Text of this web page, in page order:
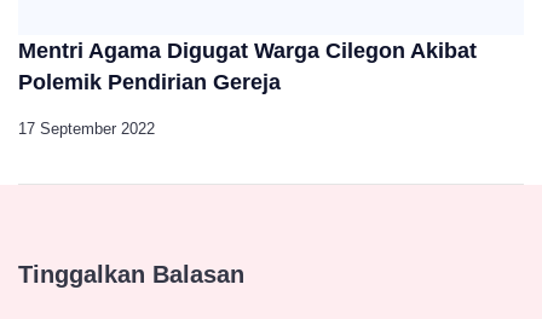
Mentri Agama Digugat Warga Cilegon Akibat
Polemik Pendirian Gereja
17 September 2022
Tinggalkan Balasan